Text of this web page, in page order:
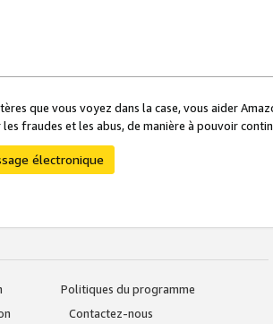
que vous voyez dans la case, vous aider
fraudes et les abus, de manière à pouvoir
électronique
Politiques du programme
Contactez-nous